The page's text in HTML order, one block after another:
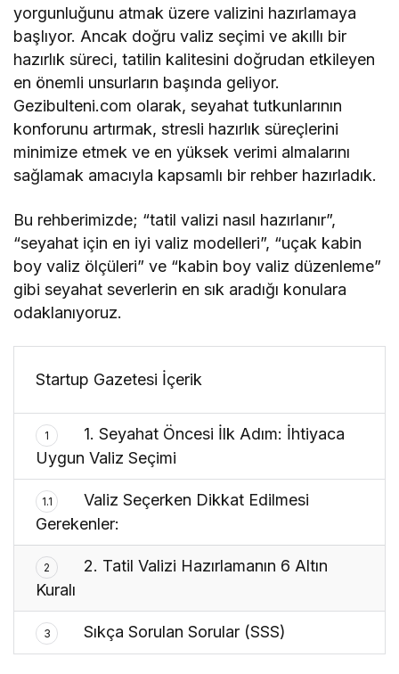
yorgunluğunu atmak üzere valizini hazırlamaya
başlıyor. Ancak doğru valiz seçimi ve akıllı bir
hazırlık süreci, tatilin kalitesini doğrudan etkileyen
en önemli unsurların başında geliyor.
Gezibulteni.com olarak, seyahat tutkunlarının
konforunu artırmak, stresli hazırlık süreçlerini
minimize etmek ve en yüksek verimi almalarını
sağlamak amacıyla kapsamlı bir rehber hazırladık.
Bu rehberimizde; “tatil valizi nasıl hazırlanır”,
“seyahat için en iyi valiz modelleri”, “uçak kabin
boy valiz ölçüleri” ve “kabin boy valiz düzenleme”
gibi seyahat severlerin en sık aradığı konulara
odaklanıyoruz.
Startup Gazetesi İçerik
1
1. Seyahat Öncesi İlk Adım: İhtiyaca
Uygun Valiz Seçimi
1.1
Valiz Seçerken Dikkat Edilmesi
Gerekenler:
2
2. Tatil Valizi Hazırlamanın 6 Altın
Kuralı
3 Sıkça Sorulan Sorular (SSS)